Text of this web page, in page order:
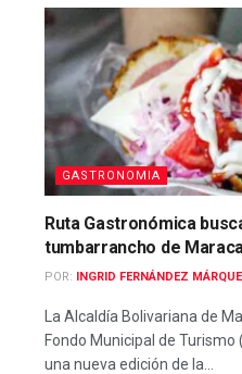
GASTRONOMIA
Ruta Gastronómica
tumbarrancho de
POR: INGRID FERNÁNDEZ
La Alcaldía Bolivariana de
Fondo Municipal de Turismo
una nueva edición de la...